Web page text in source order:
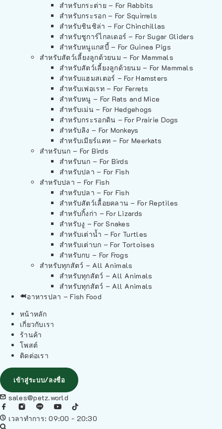
สำหรับกระต่าย – For Rabbits
สำหรับกระรอก – For Squirrels
สำหรับชินชิล่า – For Chinchillas
สำหรับชูการ์ไกลเดอร์ – For Sugar Gliders
สำหรับหนูแกสบี้ – For Guinea Pigs
สำหรับสัตว์เลี้ยงลูกด้วยนม – For Mammals
สำหรับสัตว์เลี้ยงลูกด้วยนม – For Mammals
สำหรับแฮมสเตอร์ – For Hamsters
สำหรับเฟอเรท – For Ferrets
สำหรับหนู – For Rats and Mice
สำหรับเม่น – For Hedgehogs
สำหรับกระรอกดิน – For Prairie Dogs
สำหรับลิง – For Monkeys
สำหรับเมียร์แคท – For Meerkats
สำหรับนก – For Birds
สำหรับนก – For Birds
สำหรับปลา – For Fish
สำหรับปลา – For Fish
สำหรับปลา – For Fish
สำหรับสัตว์เลื้อยคลาน – For Reptiles
สำหรับกิ้งก่า – For Lizards
สำหรับงู – For Snakes
สำหรับเต่าน้ำ – For Turtles
สำหรับเต่าบก – For Tortoises
สำหรับกบ – For Frogs
สำหรับทุกสัตว์ – All Animals
สำหรับทุกสัตว์ – All Animals
สำหรับทุกสัตว์ – All Animals
อาหารปลา – Fish Food
หน้าหลัก
เกี่ยวกับเรา
ร้านค้า
โพสต์
ติดต่อเรา
เข้าสู่ระบบ/ลงชื่อ
sales@petz.world
เวลาทำการ: 09:00 - 20:30